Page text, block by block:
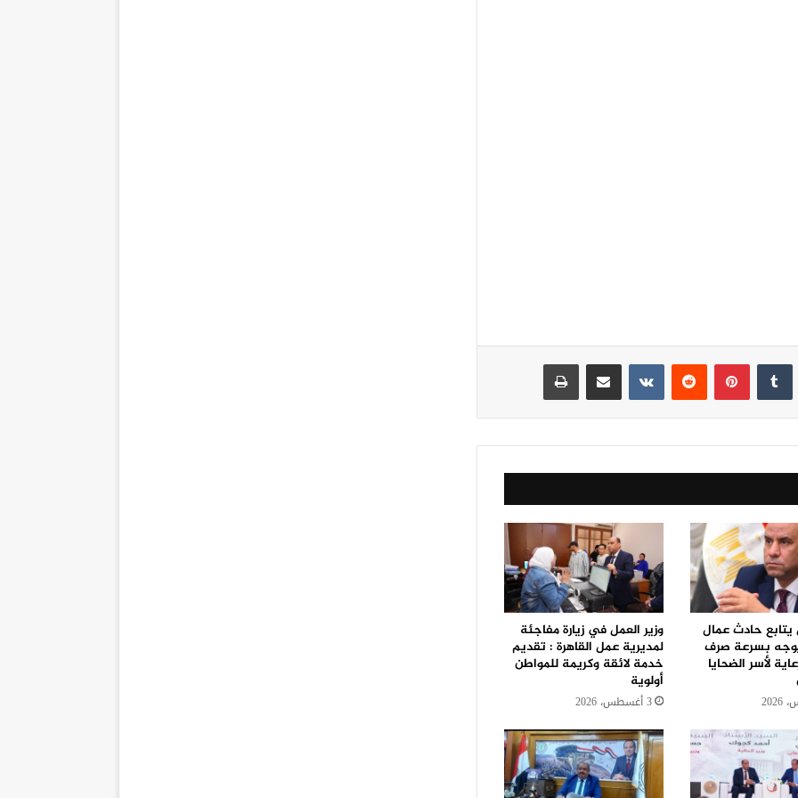
لينكدإن بينتيريست
يتابع حادث عمال
بسرعة صرف
لأسر الضحايا
وزير العمل في زيارة مفاجئة
لمديرية عمل القاهرة : تقديم
خدمة لائقة وكريمة للمواطن
أولوية
3 أغسطس، 2026